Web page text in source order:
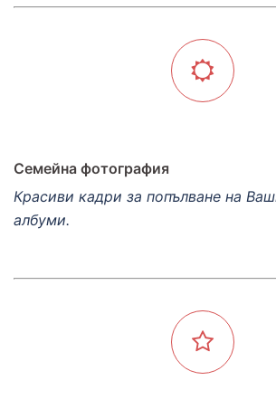
Семейна фотография
Красиви кадри за попълване на
албуми.